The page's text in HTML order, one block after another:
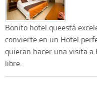
Bonito hotel queestá
convierte en un Hotel
quieran hacer una visita a
libre.